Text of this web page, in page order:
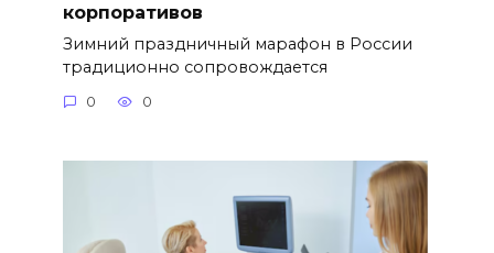
корпоративов
Зимний праздничный марафон в России
традиционно сопровождается
0 0